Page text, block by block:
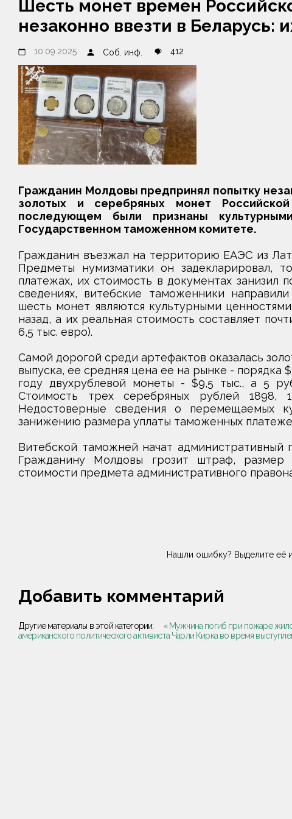
Шесть монет времен
незаконно ввезти в Беларусь:
10.09.2025 Соб. инф. 412
Гражданин Молдовы предпринял попытку
золотых и серебряных монет
последующем были признаны
Государственном таможенном комитете.
Гражданин въезжал на территорию ЕАЭС из
Предметы нумизматики он задекларировал,
платежах, их стоимость в документах занизил
сведениях, витебские таможенники
шесть монет являются культурными
назад, а их реальная стоимость составляет
6,5 тыс. евро).
Самой дорогой среди артефактов оказалась
выпуска, ее средняя цена ее на рынке - порядка
году двухрублевой монеты - $9,5 тыс., а 5
Стоимость трех серебряных рублей
Недостоверные сведения о перемещаемых
занижению размера уплаты таможенных
Витебской таможней начат административный
Гражданину Молдовы грозит штраф,
стоимости предмета административного
Нашли ошибку? Выделите её
Добавить комментарий
Другие материалы в этой категории: « Мужчина погиб при пожаре
американского политического активиста Чарли Кирка во время